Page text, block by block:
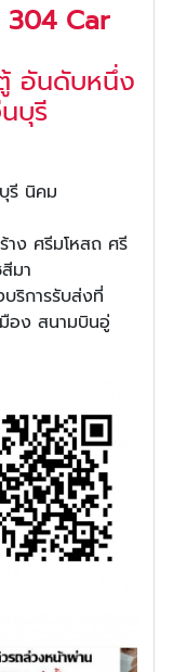
304 Car
อันดับหนึ่ง
บุรี
รี นิคม
าง ศรีมโหสถ ศรี
มา
บริการรับส่งที่
อง สนามบินอู่